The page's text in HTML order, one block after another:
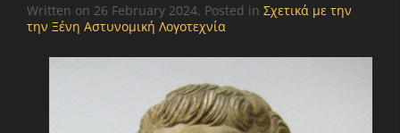
Written on 26 February 2024. Posted in Σχετικά με την
την Ξένη Αστυνομική Λογοτεχνία